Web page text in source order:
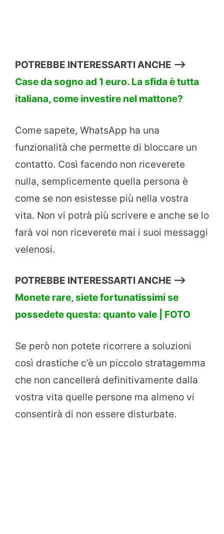
POTREBBE INTERESSARTI ANCHE —->
Case da sogno ad 1 euro. La sfida è tutta
italiana, come investire nel mattone?
Come sapete, WhatsApp ha una
funzionalità che permette di bloccare un
contatto. Così facendo non riceverete
nulla, semplicemente quella persona è
come se non esistesse più nella vostra
vita. Non vi potrà più scrivere e anche se lo
farà voi non riceverete mai i suoi messaggi
velenosi.
POTREBBE INTERESSARTI ANCHE —->
Monete rare, siete fortunatissimi se
possedete questa: quanto vale | FOTO
Se però non potete ricorrere a soluzioni
così drastiche c’è un piccolo stratagemma
che non cancellerà definitivamente dalla
vostra vita quelle persone ma almeno vi
consentirà di non essere disturbate.